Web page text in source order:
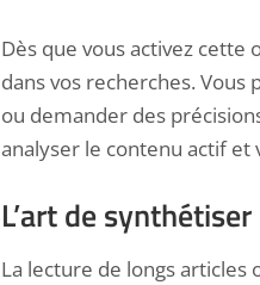
Dès que vous activez
dans vos recherches. Vous
ou demander des
analyser le contenu actif
L’art de
La lecture de longs articles